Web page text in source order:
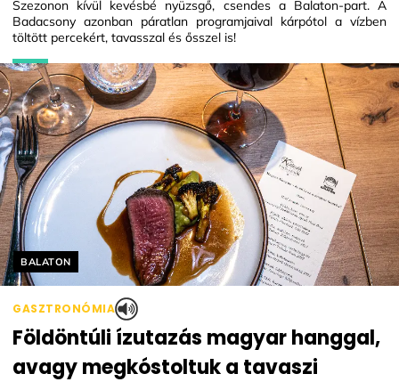
Szezonon kívül kevésbé nyüzsgő, csendes a Balaton-part. A
Badacsony azonban páratlan programjaival kárpótol a vízben
töltött percekért, tavasszal és ősszel is!
Helyszín címkék:
BALATON
GASZTRONÓMIA
Földöntúli ízutazás magyar hanggal,
avagy megkóstoltuk a tavaszi